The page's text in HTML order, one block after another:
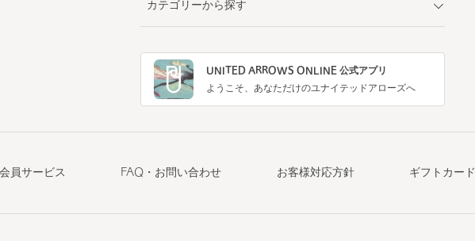
カテゴリーから探す
UNITED ARROWS ONLINE 公式アプリ
ようこそ、あなただけのユナイテッドアローズへ
会員サービス FAQ・お問い合わせ お客様対応方針 ギフトカード